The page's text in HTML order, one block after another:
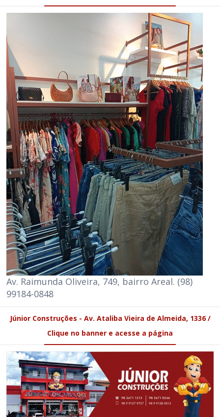
Av. Raimunda Oliveira, 749, bairro Areal. (98)
99184-0848
Júnior Construções - Av. Ataliba Vieira de Almeida, 1336 /
Clique no banner e acesse a página